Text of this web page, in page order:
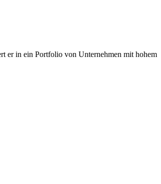
er in ein Portfolio von Unternehmen mit hohem